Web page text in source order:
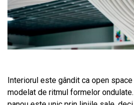
Interiorul este gândit ca open
modelat de ritmul formelor